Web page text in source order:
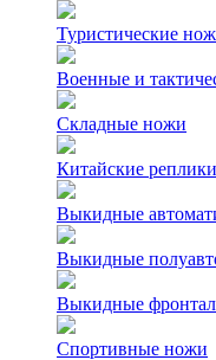
Туристические
Военные и
Складные ножи
Китайские
Выкидные
Выкидные
Выкидные
Спортивные ножи